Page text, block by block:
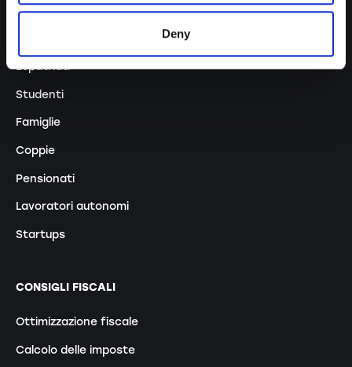
Deny
Persone private
Espatriati
Studenti
Famiglie
Coppie
Pensionati
Lavoratori autonomi
Startups
CONSIGLI FISCALI
Ottimizzazione fiscale
Calcolo delle imposte